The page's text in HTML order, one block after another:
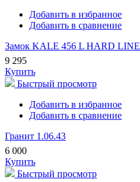
Добавить в избранное
Добавить в сравнение
Замок KALE 456 L HARD LINE
9 295
Купить
Быстрый просмотр
Добавить в избранное
Добавить в сравнение
Гранит 1.06.43
6 000
Купить
Быстрый просмотр